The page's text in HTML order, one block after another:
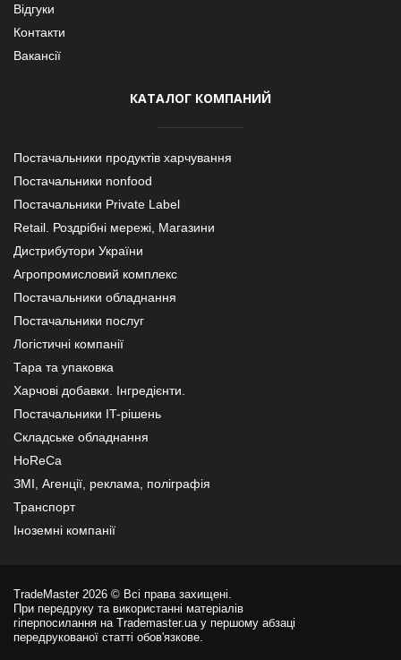
Відгуки
Контакти
Вакансії
КАТАЛОГ КОМПАНИЙ
Постачальники продуктів харчування
Постачальники nonfood
Постачальники Private Label
Retail. Роздрібні мережі, Магазини
Дистрибутори України
Агропромисловий комплекс
Постачальники обладнання
Постачальники послуг
Логістичні компанії
Тара та упаковка
Харчові добавки. Інгредієнти.
Постачальники IT-рішень
Складське обладнання
HoReCa
ЗМІ, Агенції, реклама, поліграфія
Транспорт
Іноземні компанії
TradeMaster 2026 © Всі права захищені.
При передруку та використанні матеріалів
гіперпосилання на Trademaster.ua у першому абзаці
передрукованої статті обов'язкове.